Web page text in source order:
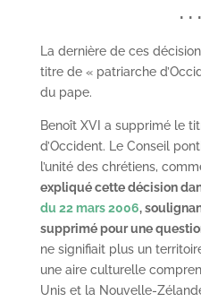
. .
La dernière de ces
titre de « patriarche
du pape.
Benoît XVI a supprimé le
d’Occident. Le Conseil
l’unité des chrétiens,
expliqué cette décision
du 22 mars 2006,
supprimé pour une
ne signifiait plus un
une aire culturelle
Unis et la Nouvelle-